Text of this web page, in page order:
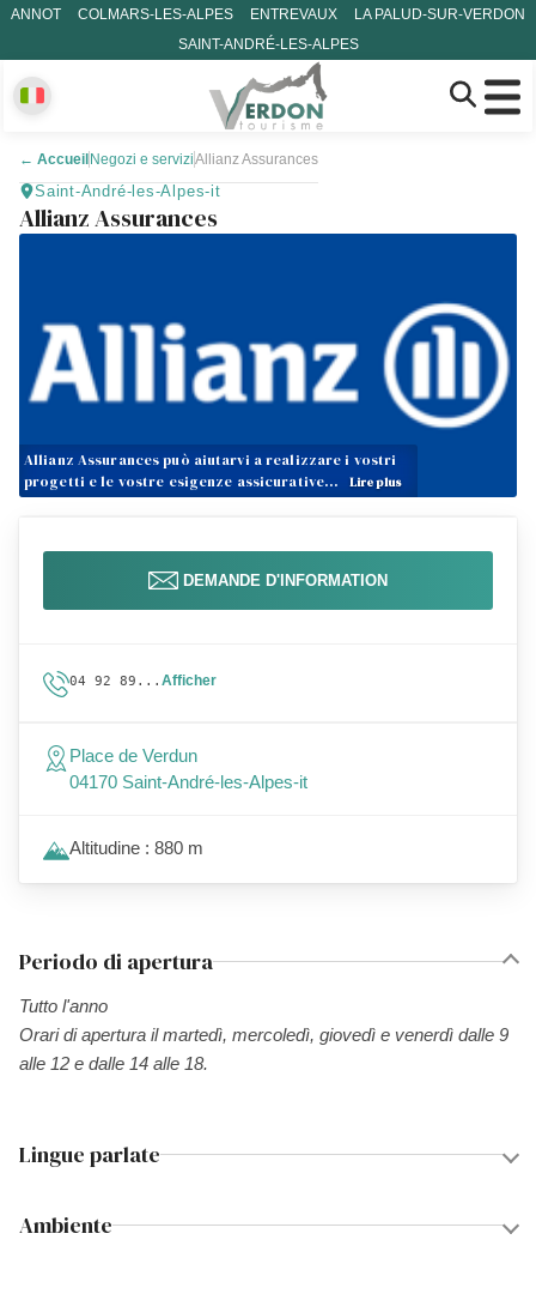
ANNOT COLMARS-LES-ALPES ENTREVAUX
LA PALUD-SUR-VERDON
SAINT-ANDRÉ-LES-ALPES
← Accueil Negozi e serviziAllianz Assurances
Saint-André-les-Alpes-it
Allianz Assurances
Allianz Assurances può aiutarvi a realizzare i vostri
progetti e le vostre esigenze assicurative…
Lire plus
Periodo di apertura
Tutto l'anno
Orari di apertura il martedì, mercoledì, giovedì e venerdì dalle 9
alle 12 e dalle 14 alle 18.
Lingue parlate
Ambiente
DEMANDE D'INFORMATION
04 92 89... Afficher
Place de Verdun
04170 Saint-André-les-Alpes-it
Altitudine : 880 m